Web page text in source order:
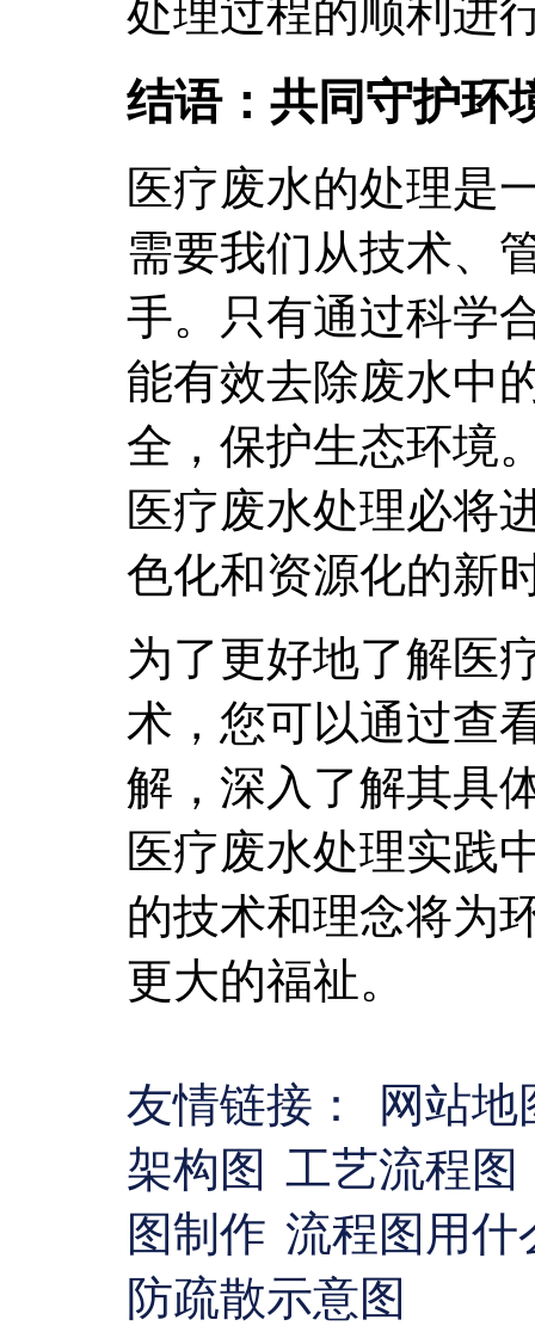
处理过程的顺利进
结语：共同守护环
医疗废水的处理是
需要我们从技术、
手。只有通过科学
能有效去除废水中
全，保护生态环境
医疗废水处理必将
色化和资源化的新
为了更好地了解医
术，您可以通过查
解，深入了解其具
医疗废水处理实践
的技术和理念将为
更大的福祉。
友情链接：
网站
架构图 工艺流程图
图制作 流程图用
防疏散示意图